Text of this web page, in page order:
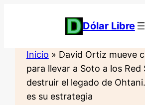
Dólar Libre
Inicio » David Ortiz mueve
para llevar a Soto a los Red
destruir el legado de
es su estrategia